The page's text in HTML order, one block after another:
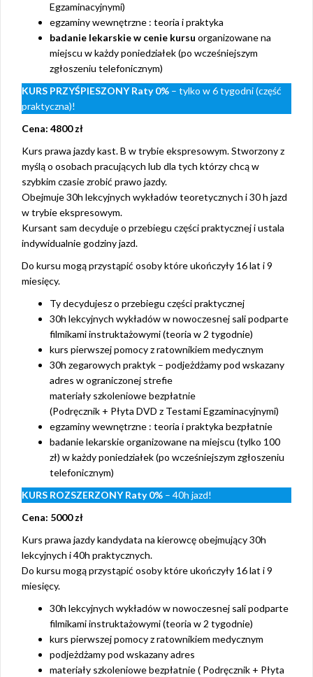
Egzaminacyjnymi)
egzaminy wewnętrzne : teoria i praktyka
badanie lekarskie w cenie kursu organizowane na
miejscu w każdy poniedziałek (po wcześniejszym
zgłoszeniu telefonicznym)
KURS PRZYŚPIESZONY Raty 0% – tylko w 6 tygodni (część
praktyczna)!
Cena: 4800 zł
Kurs prawa jazdy kast. B w trybie ekspresowym. Stworzony z
myślą o osobach pracujących lub dla tych którzy chcą w
szybkim czasie zrobić prawo jazdy.
Obejmuje 30h lekcyjnych wykładów teoretycznych i 30 h jazd
w trybie ekspresowym.
Kursant sam decyduje o przebiegu części praktycznej i ustala
indywidualnie godziny jazd.
Do kursu mogą przystąpić osoby które ukończyły 16 lat i 9
miesięcy.
Ty decydujesz o przebiegu części praktycznej
30h lekcyjnych wykładów w nowoczesnej sali podparte
filmikami instruktażowymi (teoria w 2 tygodnie)
kurs pierwszej pomocy z ratownikiem medycznym
30h zegarowych praktyk – podjeżdżamy pod wskazany
adres w ograniczonej strefie
materiały szkoleniowe bezpłatnie
(Podręcznik + Płyta DVD z Testami Egzaminacyjnymi)
egzaminy wewnętrzne : teoria i praktyka bezpłatnie
badanie lekarskie organizowane na miejscu (tylko 100
zł) w każdy poniedziałek (po wcześniejszym zgłoszeniu
telefonicznym)
KURS ROZSZERZONY Raty 0% – 40h jazd!
Cena: 5000 zł
Kurs prawa jazdy kandydata na kierowcę obejmujący 30h
lekcyjnych i 40h praktycznych.
Do kursu mogą przystąpić osoby które ukończyły 16 lat i 9
miesięcy.
30h lekcyjnych wykładów w nowoczesnej sali podparte
filmikami instruktażowymi (teoria w 2 tygodnie)
kurs pierwszej pomocy z ratownikiem medycznym
podjeżdżamy pod wskazany adres
materiały szkoleniowe bezpłatnie ( Podręcznik + Płyta